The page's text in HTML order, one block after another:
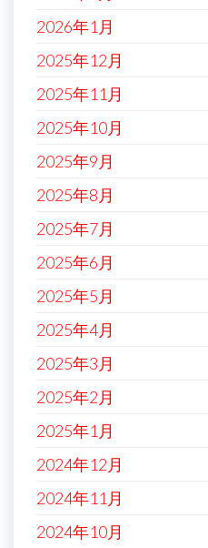
2026年1月
2025年12月
2025年11月
2025年10月
2025年9月
2025年8月
2025年7月
2025年6月
2025年5月
2025年4月
2025年3月
2025年2月
2025年1月
2024年12月
2024年11月
2024年10月